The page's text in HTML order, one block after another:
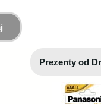
Prezenty od